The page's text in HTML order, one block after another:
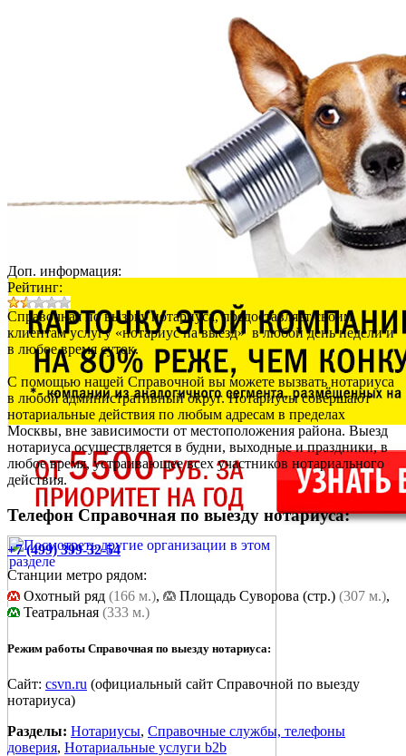
Доп. информация:
Рейтинг:
Справочная по вызову нотариуса, предоставляет своим
клиентам услугу «нотариус на выезд» в любой день недели и
в любое время суток.
С помощью нашей Справочной вы можете вызвать нотариуса
в любой административный округ. Нотариусы совершают
нотариальные действия по любым адресам в пределах
Москвы, вне зависимости от местоположения района. Выезд
нотариуса осуществляется в будни, выходные и праздники, в
любое время, устраивающее всех участников нотариального
действия.
Телефон Справочная по выезду нотариуса:
+7 (499) 399-32-54
Станции метро рядом:
Охотный ряд (166 м.), Площадь Cуворова (стр.) (307 м.),
Театральная (333 м.)
Режим работы Справочная по выезду нотариуса:
Сайт: csvn.ru (официальный сайт Справочной по выезду
нотариуса)
Разделы: Нотариусы, Справочные службы, телефоны
доверия, Нотариальные услуги b2b